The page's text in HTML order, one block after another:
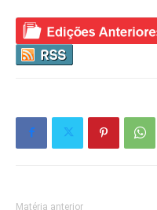
Matéria anterior